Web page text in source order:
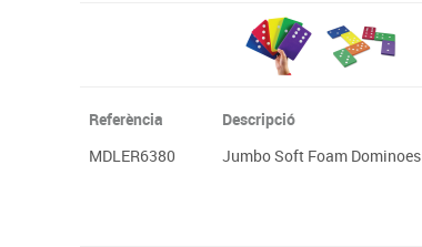
Referència Descripció
MDLER6380
Jumbo Soft Foam Dominoes